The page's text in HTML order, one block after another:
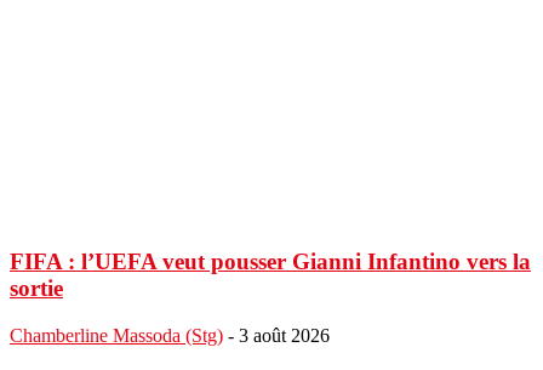
FIFA : l’UEFA veut pousser Gianni Infantino vers la
sortie
Chamberline Massoda (Stg) - 3 août 2026